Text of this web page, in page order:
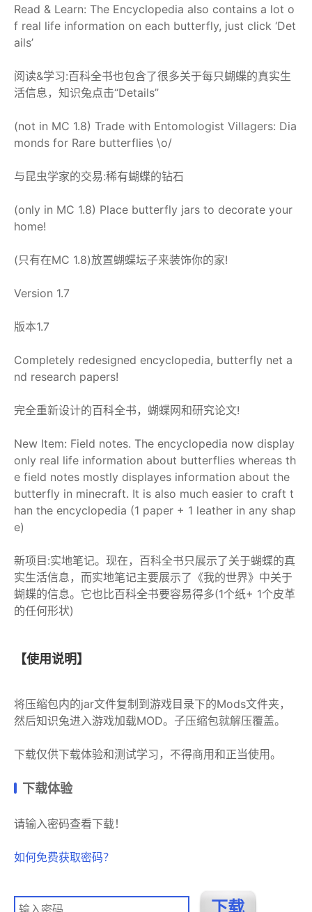
Read & Learn: The Encyclopedia also contains a lot o
f real life information on each butterfly, just click ‘Det
ails’
阅读&学习:百科全书也包含了很多关于每只蝴蝶的真实生
活信息，知识兔点击“Details”
(not in MC 1.8) Trade with Entomologist Villagers: Dia
monds for Rare butterflies \o/
与昆虫学家的交易:稀有蝴蝶的钻石
(only in MC 1.8) Place butterfly jars to decorate your
home!
(只有在MC 1.8)放置蝴蝶坛子来装饰你的家!
Version 1.7
版本1.7
Completely redesigned encyclopedia, butterfly net a
nd research papers!
完全重新设计的百科全书，蝴蝶网和研究论文!
New Item: Field notes. The encyclopedia now display
only real life information about butterflies whereas th
e field notes mostly displayes information about the
butterfly in minecraft. It is also much easier to craft t
han the encyclopedia (1 paper + 1 leather in any shap
e)
新项目:实地笔记。现在，百科全书只展示了关于蝴蝶的真
实生活信息，而实地笔记主要展示了《我的世界》中关于
蝴蝶的信息。它也比百科全书要容易得多(1个纸+ 1个皮革
的任何形状)
【使用说明】
将压缩包内的jar文件复制到游戏目录下的Mods文件夹，
然后知识兔进入游戏加载MOD。子压缩包就解压覆盖。
下载仅供下载体验和测试学习，不得商用和正当使用。
下载体验
请输入密码查看下载！
如何免费获取密码？